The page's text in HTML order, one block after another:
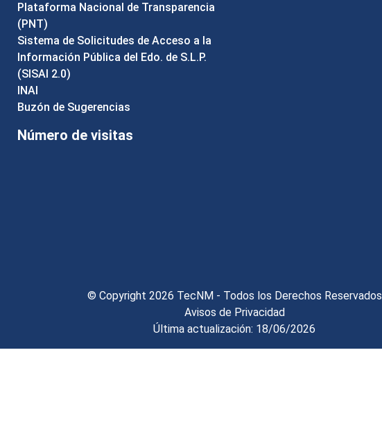
Plataforma Nacional de Transparencia
(PNT)
Sistema de Solicitudes de Acceso a la
Información Pública del Edo. de S.L.P.
(SISAI 2.0)
INAI
Buzón de Sugerencias
Número de visitas
© Copyright 2026 TecNM - Todos los Derechos Reservados
Avisos de Privacidad
Última actualización: 18/06/2026